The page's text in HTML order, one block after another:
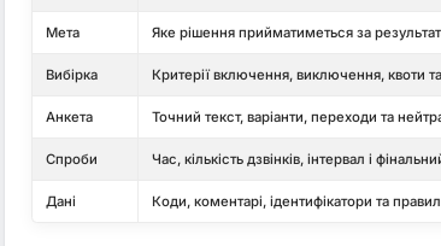
Мета Яке рішення прийматиметься за
Вибірка Критерії включення, виключення, квоти
Анкета Точний текст, варіанти, переходи та
Спроби Час, кількість дзвінків, інтервал і
Дані Коди, коментарі, ідентифікатори та